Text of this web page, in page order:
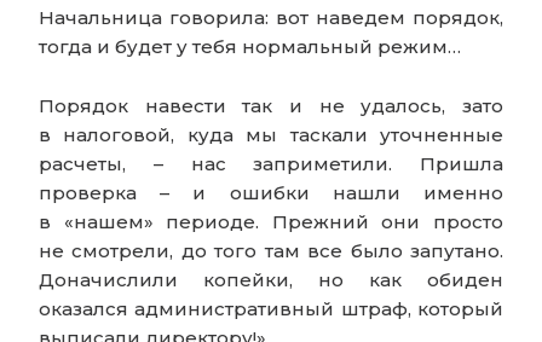
Начальница говорила: вот наведем порядок,
тогда и будет у тебя нормальный режим…
Порядок навести так и не удалось, зато
в налоговой, куда мы таскали уточненные
расчеты, – нас заприметили. Пришла
проверка – и ошибки нашли именно
в «нашем» периоде. Прежний они просто
не смотрели, до того там все было запутано.
Доначислили копейки, но как обиден
оказался административный штраф, который